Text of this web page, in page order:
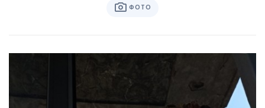
ФОТО